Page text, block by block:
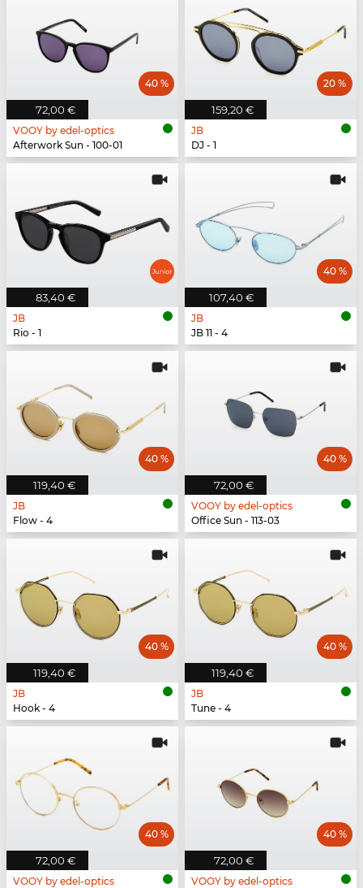
72,00 €
40 %
VOOY by edel-optics
Afterwork Sun - 100-01
159,20 €
20 %
JB
DJ - 1
83,40 €
JB
Rio - 1
107,40 €
40 %
JB
JB 11 - 4
119,40 €
40 %
JB
Flow - 4
72,00 €
40 %
VOOY by edel-optics
Office Sun - 113-03
119,40 €
40 %
JB
Hook - 4
119,40 €
40 %
JB
Tune - 4
72,00 €
40 %
VOOY by edel-optics
72,00 €
40 %
VOOY by edel-optics